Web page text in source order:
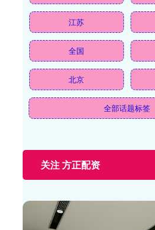
江苏
全国
北京
全部话题标签
关注 方正配资